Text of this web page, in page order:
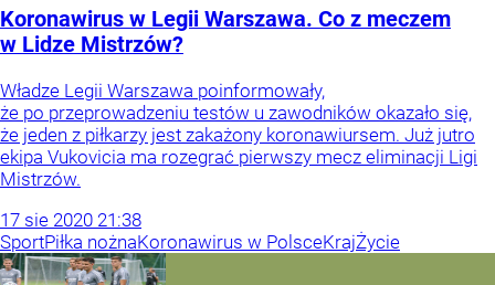
Koronawirus w Legii Warszawa. Co z meczem
w Lidze Mistrzów?
Władze Legii Warszawa poinformowały,
że po przeprowadzeniu testów u zawodników okazało się,
że jeden z piłkarzy jest zakażony koronawiursem. Już jutro
ekipa Vukovicia ma rozegrać pierwszy mecz eliminacji Ligi
Mistrzów.
17 sie 2020 21:38
SportPiłka nożnaKoronawirus w PolsceKrajŻycie